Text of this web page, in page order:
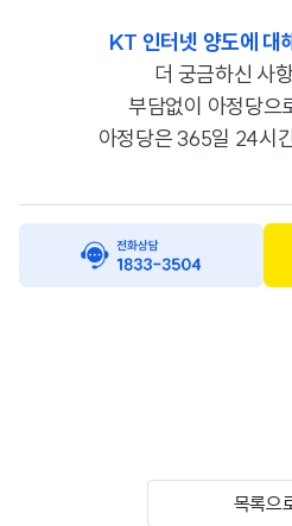
KT 인터넷 양도에 대
더 궁금하신 사
부담없이 아정당으
아정당은 365일 24시
목록으